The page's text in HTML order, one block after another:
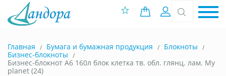
0 позиций
Вход
Главная Бумага и бумажная продукция
Блокноты
Бизнес-блокноты
Бизнес-блокнот А6 160л блок клетка тв. обл. глянц. лам. My
planet (24)